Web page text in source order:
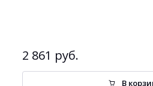
2 861 руб.
В